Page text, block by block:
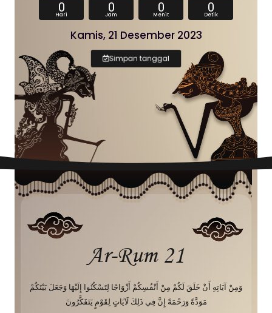
0
Hari
0
Jam
0
Menit
0
Detik
Kamis, 21 Desember 2023
Simpan tanggal
Ar-Rum 21
وَمِنْ آيَاتِهِ أَنْ خَلَقَ لَكُمْ مِنْ أَنْفُسِكُمْ أَزْوَاجًا لِتَسْكُنُوا إِلَيْهَا وَجَعَلَ بَيْنَكُمْ
مَوَدَّةً وَرَحْمَةً إِنَّ فِي ذَلِكَ لَآيَاتٍ لِقَوْمٍ يَتَفَكَّرُونَ